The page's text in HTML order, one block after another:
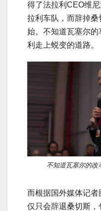
得了法拉利CEO维
拉利车队，而辞掉
始。不知道瓦塞尔
利走上蜕变的道路。
不知道瓦塞尔的改
而根据国外媒体记
仅只会辞退桑切斯